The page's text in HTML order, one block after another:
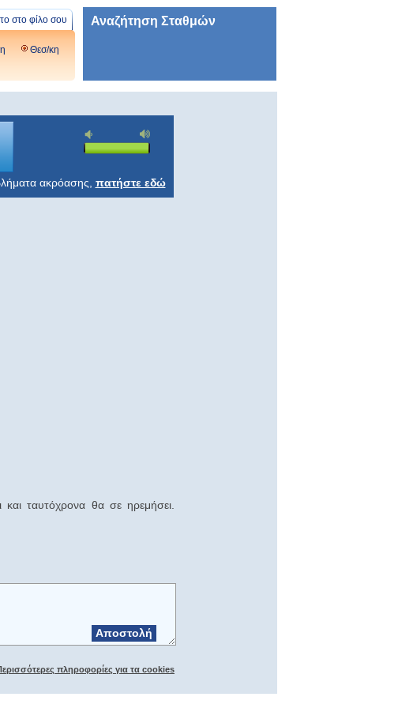
στο φίλο σου
Θεσ/κη
Αναζήτηση Σταθμών
ακρόασης, πατήστε εδώ
ταυτόχρονα θα σε ηρεμήσει.
Αποστολή
πληροφορίες για τα cookies